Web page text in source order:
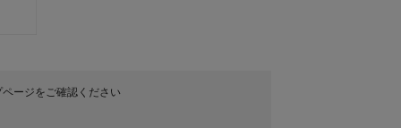
ージをご確認ください